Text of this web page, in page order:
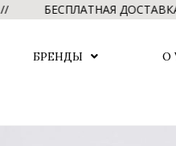
БЕСПЛАТНАЯ ДОСТАВКА
БРЕНДЫ О